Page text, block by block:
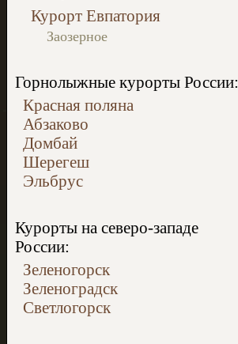
Курорт Евпатория
Заозерное
Горнолыжные курорты России:
Красная поляна
Абзаково
Домбай
Шерегеш
Эльбрус
Курорты на северо-западе
России:
Зеленогорск
Зеленоградск
Светлогорск